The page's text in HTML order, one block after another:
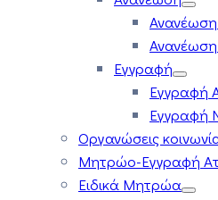
Ανανέωση
Εγγραφή
Εγγραφή
Εγγραφή
Οργανώσεις
Μητρώο-Εγγραφή
Ειδικά Μητρώα